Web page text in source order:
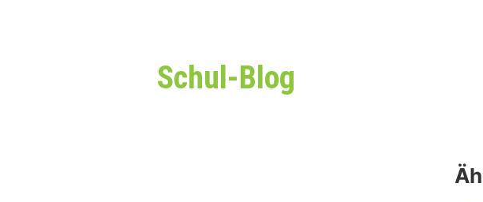
Schul-Blog